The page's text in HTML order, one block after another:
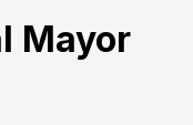
Mayor